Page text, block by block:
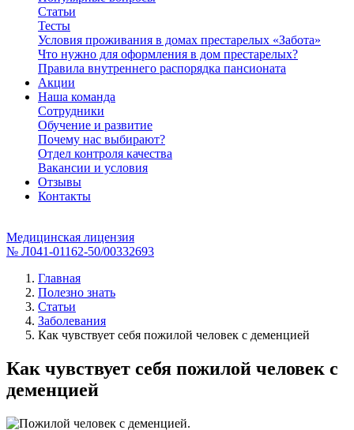
Статьи
Тесты
Условия проживания в домах престарелых «Забота»
Что нужно для оформления в дом престарелых?
Правила внутреннего распорядка пансионата
Акции
Наша команда
Сотрудники
Обучение и развитие
Почему нас выбирают?
Отдел контроля качества
Вакансии и условия
Отзывы
Контакты
Медицинская лицензия
№ Л041-01162-50/00332693
Главная
Полезно знать
Статьи
Заболевания
Как чувствует себя пожилой человек с деменцией
Как чувствует себя пожилой человек с
деменцией